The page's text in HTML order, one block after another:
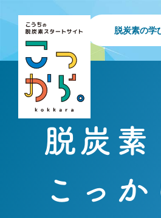
脱炭素の学
脱炭素
こっ